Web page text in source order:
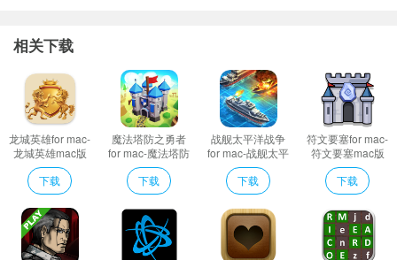
录中的软件拖拽到命令后面，按回车后输入自己电脑密码执行，比如需要打开s
ketch应用的命令是：
sudo xattr -r -d com.apple.quarantine /Applications/sketch.app/
对于下载了应用，显示“打不开或者显示应用已损坏的情况”的用户，可以参
考一下这里的解决办法《Mac打开应用提示已损坏怎么办 Mac安装软件时提示
已损坏怎么办》。10.12系统之后的新的Mac系统对来自非Mac App Store中的
用户如果下载软件后（请确保已下载完的.dmg文件是完整的，不然打开文
件的时候也会出现文件损坏无法打开），在打开.dmg文件的时候提示“来自不受
相关下载
龙城英雄for mac-
龙城英雄mac版
下载 v1.0.7
下载
魔法塔防之勇者
for mac-魔法塔防
之勇者mac版下
载 v1.0.3
下载
战舰太平洋战争
for mac-战舰太平
洋战争mac版下
载 v2.3.2
下载
符文要塞for mac-
符文要塞mac版
下载 v1.0
下载